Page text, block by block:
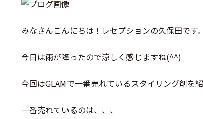
みなさんこんにちは！レセプションの久保田です。
今日は雨が降ったので涼しく感じますね(^^)
今回はGLAMで一番売れているスタイリング剤を
一番売れているのは、、、